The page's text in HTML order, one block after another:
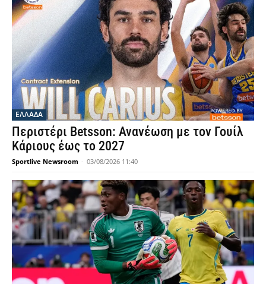
ΕΛΛΑΔΑ
Περιστέρι Betsson: Ανανέωση με τον Γουίλ
Κάριους έως το 2027
Sportlive Newsroom - 03/08/2026 11:40